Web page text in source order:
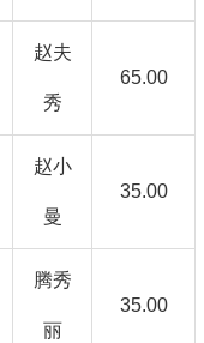
赵夫
秀
65.00
赵小
曼
35.00
腾秀
丽
35.00